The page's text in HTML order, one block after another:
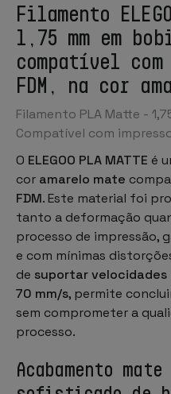
Filamento
1,75 mm em
compatível
FDM, na cor
Filamento PLA Matte -
Compatível com
O ELEGOO PLA MATTE é
cor amarelo mate
FDM. Este material foi
tanto a deformação
processo de impressão,
e com mínimas
de suportar
70 mm/s, permite
sem comprometer a
processo.
Acabamento